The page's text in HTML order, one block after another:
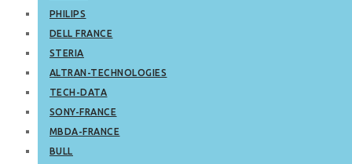
PHILIPS
DELL FRANCE
STERIA
ALTRAN-TECHNOLOGIES
TECH-DATA
SONY-FRANCE
MBDA-FRANCE
BULL